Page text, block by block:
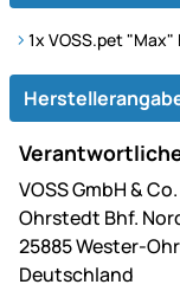
1x VOSS.pet
VOSS GmbH & Co.
Ohrstedt Bhf.
25885 Wester-
Deutschland